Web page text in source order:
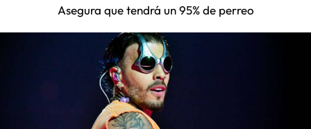
Asegura que tendrá un 95% de perreo